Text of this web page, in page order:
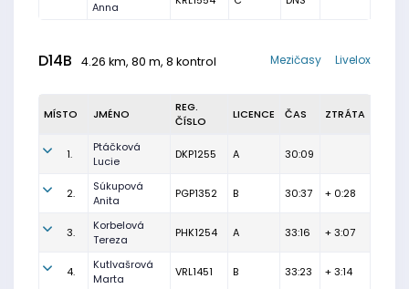
Anna
D14B 4.26 km, 80 m, 8 kontrol Livelox
Mezičasy
MÍSTO JMÉNO
REG.
ČÍSLO
LICENCE ČAS ZTRÁTA
1.
Ptáčková
Lucie
DKP1255 A 30:09
2.
Súkupová
Anita
PGP1352 B 30:37 + 0:28
3.
Korbelová
Tereza
PHK1254 A 33:16 + 3:07
4.
Kutlvašrová
Marta
VRL1451 B 33:23 + 3:14